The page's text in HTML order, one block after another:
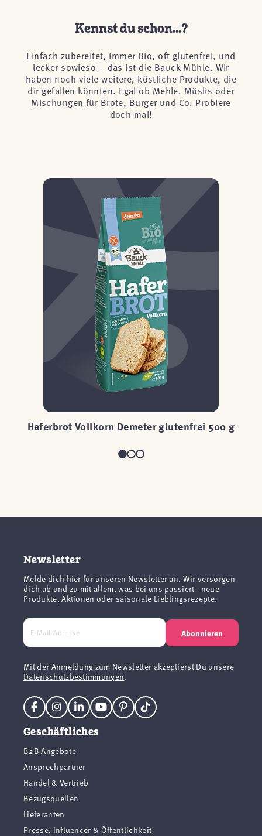
Kennst du schon...?
Einfach zubereitet, immer Bio, oft glutenfrei, und
lecker sowieso – das ist die Bauck Mühle. Wir
haben noch viele weitere, köstliche Produkte, die
dir gefallen könnten. Egal ob Mehle, Müslis oder
Mischungen für Brote, Burger und Co. Probiere
doch mal!
Haferbrot Vollkorn Demeter glutenfrei 500 g
Newsletter
Melde dich hier für unseren Newsletter an. Wir versorgen
dich ab und zu mit allem, was bei uns passiert - neue
Produkte, Aktionen oder saisonale Lieblingsrezepte.
Abonnieren
Mit der Anmeldung zum Newsletter akzeptierst Du unsere
Datenschutzbestimmungen.
Geschäftliches
B2B Angebote
Ansprechpartner
Handel & Vertrieb
Bezugsquellen
Lieferanten
Presse, Influencer & Öffentlichkeit